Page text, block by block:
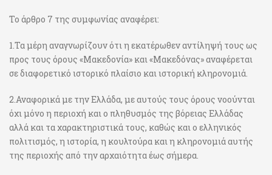
Το άρθρο 7 της συμφωνίας αναφέρει:
1.Τα μέρη αναγνωρίζουν ότι η εκατέρωθεν αντίληψή τους ως
προς τους όρους «Μακεδονία» και «Μακεδόνας» αναφέρεται
σε διαφορετικό ιστορικό πλαίσιο και ιστορική κληρονομιά.
2.Αναφορικά με την Ελλάδα, με αυτούς τους όρους νοούνται
όχι μόνο η περιοχή και ο πληθυσμός της βόρειας Ελλάδας
αλλά και τα χαρακτηριστικά τους, καθώς και ο ελληνικός
πολιτισμός, η ιστορία, η κουλτούρα και η κληρονομιά αυτής
της περιοχής από την αρχαιότητα έως σήμερα.